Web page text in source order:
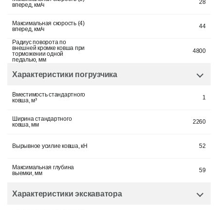
вперед, км/ч
28
Максимальная скорость (4)
вперед, км/ч
44
Радиус поворота по
внешней кромке ковша при
торможении одной
педалью, мм
4800
Характеристики погрузчика
Вместимость стандартного
ковша, м³
1
Ширина стандартного
ковша, мм
2260
Вырывное усилие ковша, кН 52
Максимальная глубина
выемки, мм
59
Характеристики экскаватора